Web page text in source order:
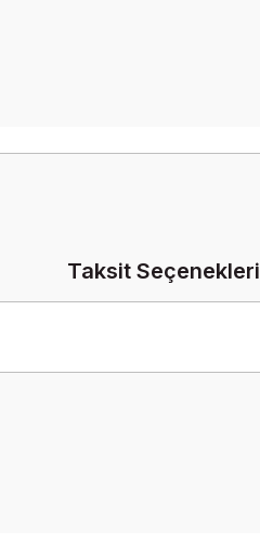
Taksit Seçenekleri